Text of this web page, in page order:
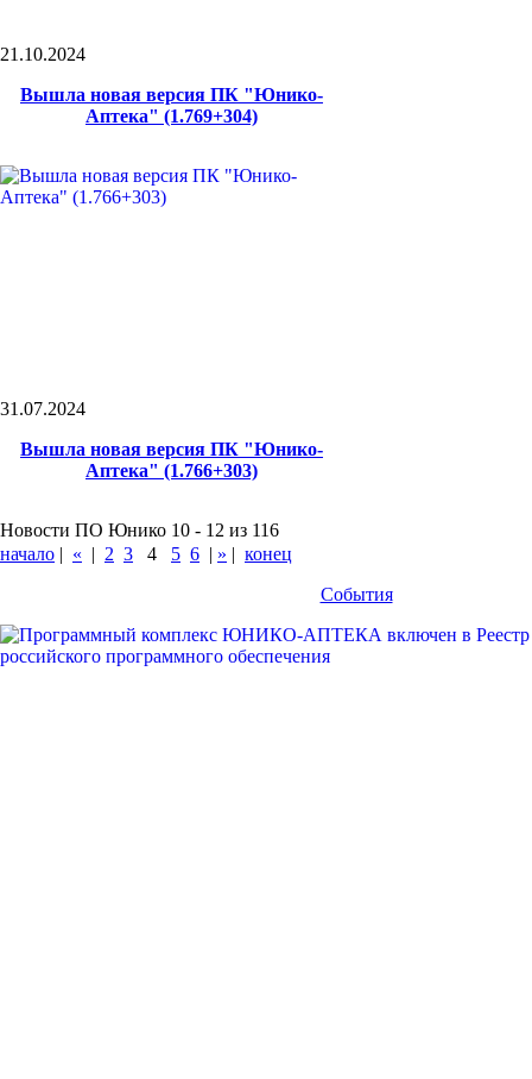
21.10.2024
Вышла новая версия ПК "Юнико-
Аптека" (1.769+304)
31.07.2024
Вышла новая версия ПК "Юнико-
Аптека" (1.766+303)
Новости ПО Юнико 10 - 12 из 116
начало | « | 2 3 4 5 6 | » | конец
События